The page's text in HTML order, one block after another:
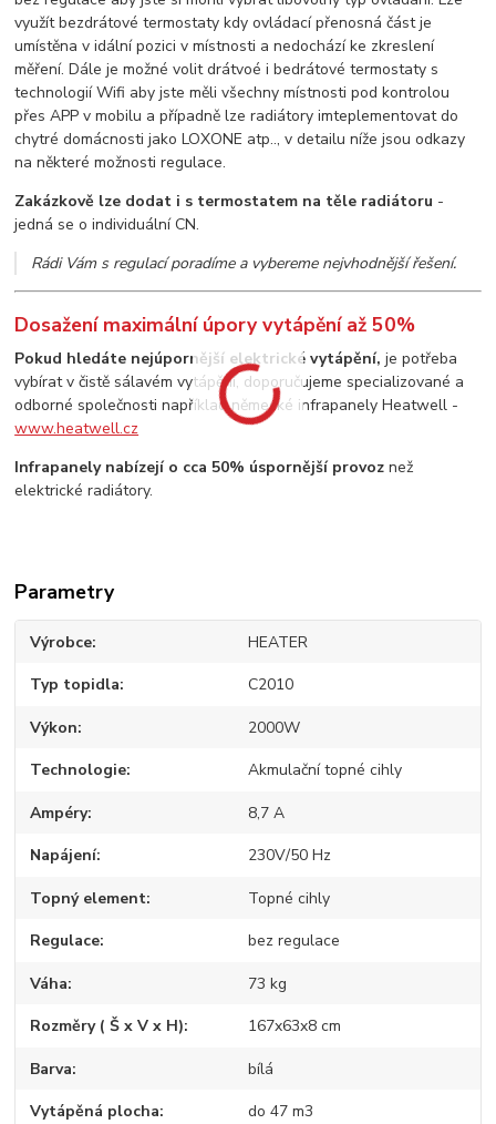
využít bezdrátové termostaty kdy ovládací přenosná část je
umístěna v idální pozici v místnosti a nedochází ke zkreslení
měření. Dále je možné volit drátvoé i bedrátové termostaty s
technologií Wifi aby jste měli všechny místnosti pod kontrolou
přes APP v mobilu a případně lze radiátory imteplementovat do
chytré domácnosti jako LOXONE atp.., v detailu níže jsou odkazy
na některé možnosti regulace.
Zakázkově lze dodat i s termostatem na těle radiátoru -
jedná se o individuální CN.
Rádi Vám s regulací poradíme a vybereme nejvhodnější řešení.
Dosažení maximální úpory vytápění až 50%
Pokud hledáte nejúpornější elektrické vytápění, je potřeba
vybírat v čistě sálavém vytápění, doporučujeme specializované a
odborné společnosti například německé infrapanely Heatwell -
www.heatwell.cz
Infrapanely nabízejí o cca 50% úspornější provoz než
elektrické radiátory.
Parametry
Výrobce HEATER
Typ topidla C2010
Výkon 2000W
Technologie Akmulační topné cihly
Ampéry 8,7 A
Napájení 230V/50 Hz
Topný element Topné cihly
Regulace bez regulace
Váha 73 kg
Rozměry ( Š x V x H) 167x63x8 cm
Barva bílá
Vytápěná plocha do 47 m3